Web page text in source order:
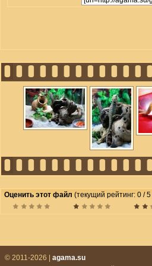
Оценить этот файл (текущий рейтинг: 0 /
© 2011-2026 | agama.su